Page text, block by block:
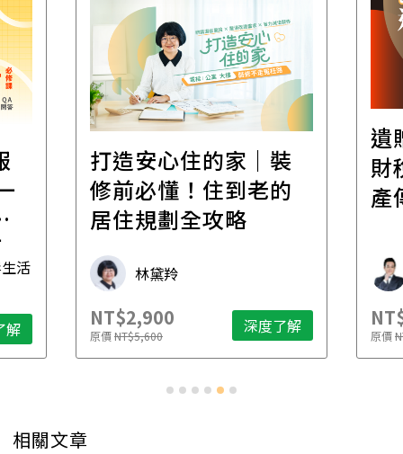
活
解
打造安心住的家｜裝
修前必懂！住到老的
居住規劃全攻略
林黛羚
NT$2,900
原價NT$5,600 深度了解
遺
財
產
原價
相關文章